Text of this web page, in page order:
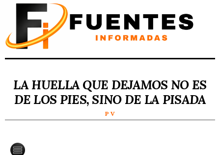
LA HUELLA QUE DEJAMOS NO ES
DE LOS PIES, SINO DE LA PISADA
P V